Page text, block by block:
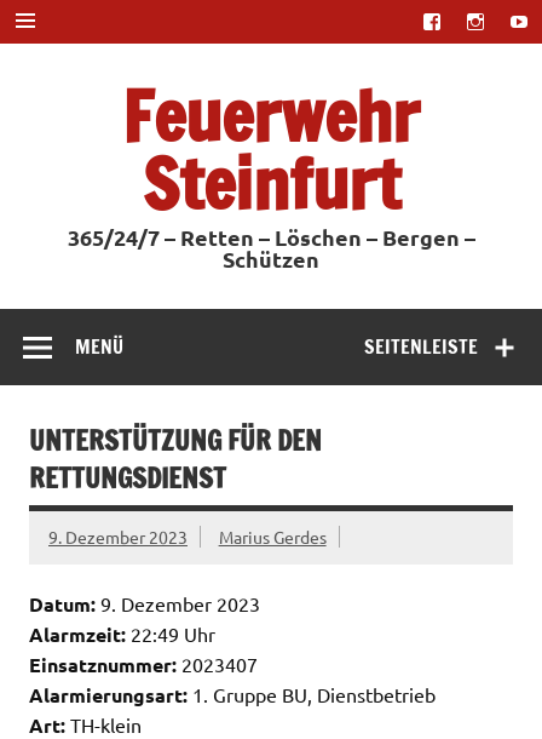
Zum
Inhalt
springen
Feuerwehr
Steinfurt
365/24/7 – Retten – Löschen – Bergen –
Schützen
SEITENLEISTE
MENÜ
UNTERSTÜTZUNG FÜR DEN
RETTUNGSDIENST
9. Dezember 2023 Marius Gerdes
Datum: 9. Dezember 2023
Alarmzeit: 22:49 Uhr
Einsatznummer: 2023407
Alarmierungsart: 1. Gruppe BU, Dienstbetrieb
Art: TH-klein